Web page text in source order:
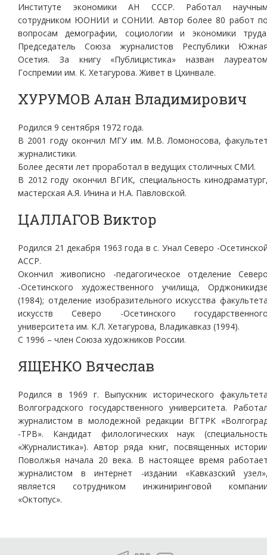
Институте экономики АН СССР. Работал
сотрудником ЮОНИИ и СОНИИ. Автор более 80 работ
вопросам демографии, социологии и экономики
Председатель Союза журналистов Республики
Осетия. За книгу «Публицистика» назван
Госпремии им. К. Хетагурова. Живет в Цхинвале.
ХУРУМОВ Алан Владимирович
Родился 9 сентября 1972 года.
В 2001 году окончил МГУ им. М.В. Ломоносова,
журналистики.
Более десяти лет проработал в ведущих столичных СМИ.
В 2012 году окончил ВГИК, специальность
мастерская А.Я. Инина и Н.А. Павловской.
ЦАЛЛАГОВ Виктор
Родился 21 декабря 1963 года в с. Унал Северо -
АССР.
Окончил живописно -педагогическое отделение
-Осетинского художественного училища,
(1984); отделение изобразительного искусства
искусств Северо -Осетинского
университета им. К.Л. Хетагурова, Владикавказ (1994).
С 1996 – член Союза художников России.
ЯЩЕНКО Вячеслав
Родился в 1969 г. Выпускник исторического
Волгоградского государственного университета.
журналистом в молодежной редакции ВГТРК
-ТРВ». Кандидат филологических наук
«Журналистика»). Автор ряда книг, посвященных
Поволжья начала 20 века. В настоящее время
журналистом в интернет -издании «Кавказский
является сотрудником инжиниринговой
«Октопус».